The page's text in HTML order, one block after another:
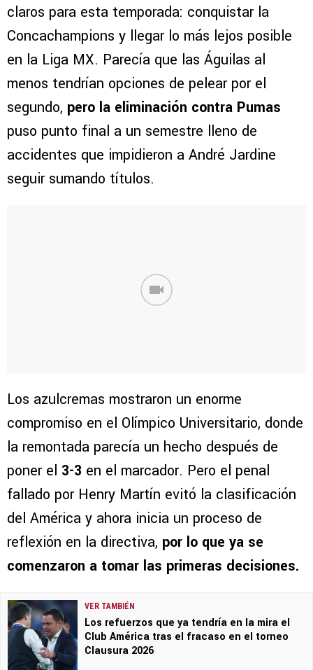
claros para esta temporada: conquistar la
Concachampions y llegar lo más lejos posible
en la Liga MX. Parecía que las Águilas al
menos tendrían opciones de pelear por el
segundo, pero la eliminación contra Pumas
puso punto final a un semestre lleno de
accidentes que impidieron a André Jardine
seguir sumando títulos.
Los azulcremas mostraron un enorme
compromiso en el Olímpico Universitario, donde
la remontada parecía un hecho después de
poner el 3-3 en el marcador. Pero el penal
fallado por Henry Martín evitó la clasificación
del América y ahora inicia un proceso de
reflexión en la directiva, por lo que ya se
comenzaron a tomar las primeras decisiones.
VER TAMBIÉN
Los refuerzos que ya tendría en la mira el
Club América tras el fracaso en el torneo
Clausura 2026